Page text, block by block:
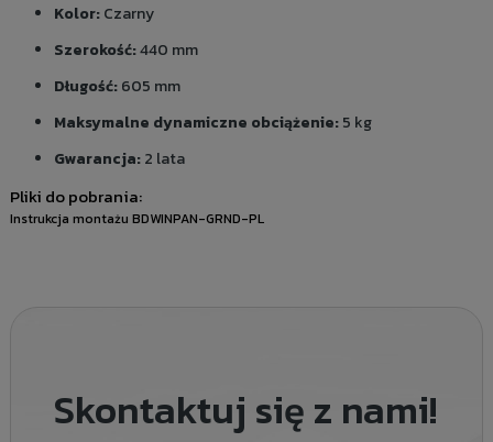
Kolor:Czarny
Szerokość:440 mm
Długość:605 mm
Maksymalne dynamiczne obciążenie:5 kg
Gwarancja:2 lata
Pliki do pobrania:
Instrukcja montażu BDWINPAN-GRND-PL
Skontaktuj się z nami!